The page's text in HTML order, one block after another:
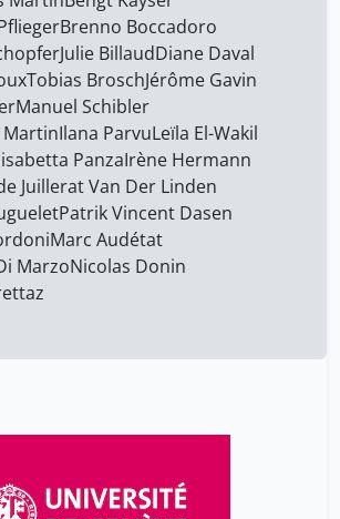
Brenno Boccadoro
Julie BillaudDiane Daval
Tobias BroschJérôme Gavin
Manuel Schibler
MartinIlana ParvuLeïla El-Wakil
PanzaIrène Hermann
Juillerat Van Der Linden
Patrik Vincent Dasen
Marc Audétat
MarzoNicolas Donin